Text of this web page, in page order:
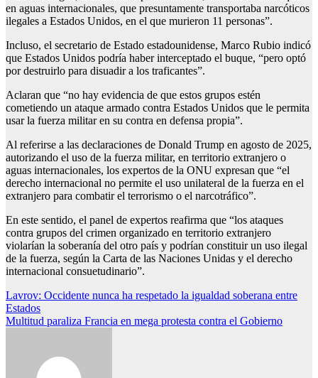
en aguas internacionales, que presuntamente transportaba narcóticos
ilegales a Estados Unidos, en el que murieron 11 personas”.
Incluso, el secretario de Estado estadounidense, Marco Rubio indicó
que Estados Unidos podría haber interceptado el buque, “pero optó
por destruirlo para disuadir a los traficantes”.
Aclaran que “no hay evidencia de que estos grupos estén
cometiendo un ataque armado contra Estados Unidos que le permita
usar la fuerza militar en su contra en defensa propia”.
Al referirse a las declaraciones de Donald Trump en agosto de 2025,
autorizando el uso de la fuerza militar, en territorio extranjero o
aguas internacionales, los expertos de la ONU expresan que “el
derecho internacional no permite el uso unilateral de la fuerza en el
extranjero para combatir el terrorismo o el narcotráfico”.
En este sentido, el panel de expertos reafirma que “los ataques
contra grupos del crimen organizado en territorio extranjero
violarían la soberanía del otro país y podrían constituir un uso ilegal
de la fuerza, según la Carta de las Naciones Unidas y el derecho
internacional consuetudinario”.
Navegación
de
Lavrov: Occidente nunca ha respetado la igualdad soberana entre
Estados
Multitud paraliza Francia en mega protesta contra el Gobierno